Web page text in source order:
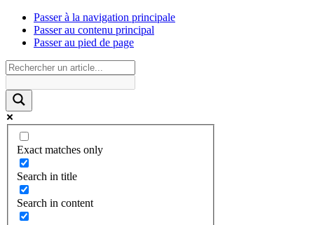
Passer à la navigation principale
Passer au contenu principal
Passer au pied de page
Exact matches only
Search in title
Search in content